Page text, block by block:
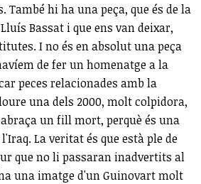
hi ha una peça, que és de la
Bassat i que ens van deixar,
I no és en absolut una peça
de fer un homenatge a la
peces relacionades amb la
una dels 2000, molt colpidora,
un fill mort, perquè és una
La veritat és que està ple de
que no li passaran inadvertits al
una imatge d'un Guinovart molt